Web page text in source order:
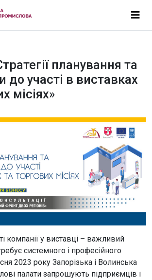
планування та
до участі в виставках
місіях»
компанії у виставці – важливий
системного і професійного
2023 року Запорізька і Волинська
палати запрошують підприємців і